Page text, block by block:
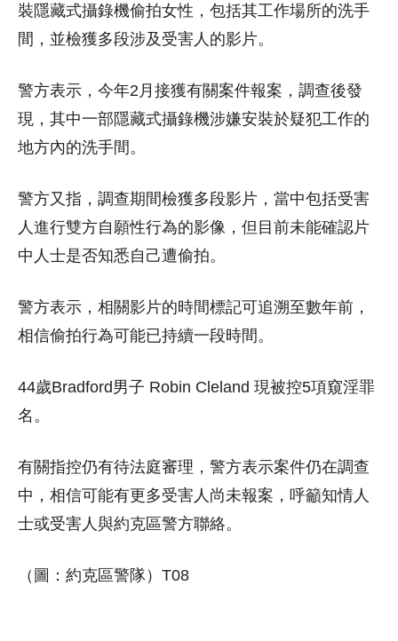
裝隱藏式攝錄機偷拍女性，包括其工作場所的洗手
間，並檢獲多段涉及受害人的影片。
警方表示，今年2月接獲有關案件報案，調查後發
現，其中一部隱藏式攝錄機涉嫌安裝於疑犯工作的
地方內的洗手間。
警方又指，調查期間檢獲多段影片，當中包括受害
人進行雙方自願性行為的影像，但目前未能確認片
中人士是否知悉自己遭偷拍。
警方表示，相關影片的時間標記可追溯至數年前，
相信偷拍行為可能已持續一段時間。
44歲Bradford男子 Robin Cleland 現被控5項窺淫罪
名。
有關指控仍有待法庭審理，警方表示案件仍在調查
中，相信可能有更多受害人尚未報案，呼籲知情人
士或受害人與約克區警方聯絡。
（圖：約克區警隊）T08